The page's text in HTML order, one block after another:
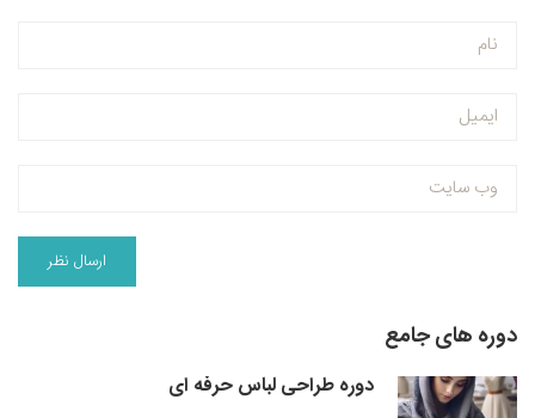
دوره های جامع
دوره طراحی لباس حرفه ای